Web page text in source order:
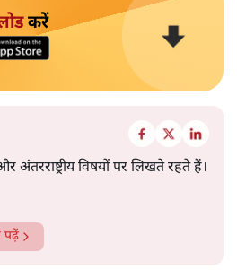
करें
विषयों पर लिखते रहते हैं।
पढ़ें